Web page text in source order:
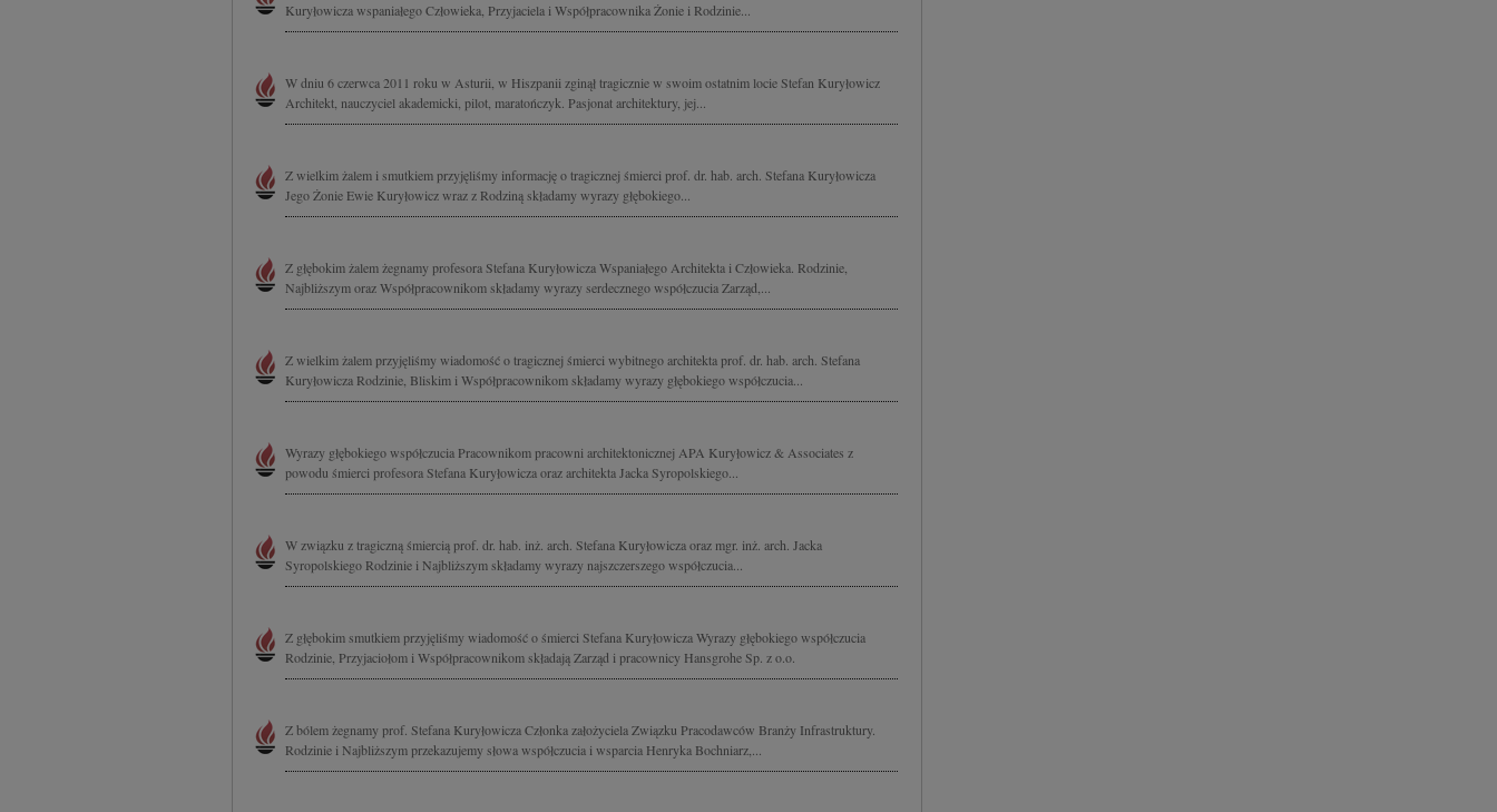
Kuryłowicza wspaniałego Człowieka, Przyjaciela i Współpracownika Żonie i Rodzinie...
W dniu 6 czerwca 2011 roku w Asturii, w Hiszpanii zginął tragicznie w swoim ostatnim locie Stefan Kuryłowicz
Architekt, nauczyciel akademicki, pilot, maratończyk. Pasjonat architektury, jej...
Z wielkim żalem i smutkiem przyjęliśmy informację o tragicznej śmierci prof. dr. hab. arch. Stefana Kuryłowicza
Jego Żonie Ewie Kuryłowicz wraz z Rodziną składamy wyrazy głębokiego...
Z głębokim żalem żegnamy profesora Stefana Kuryłowicza Wspaniałego Architekta i Człowieka. Rodzinie,
Najbliższym oraz Współpracownikom składamy wyrazy serdecznego współczucia Zarząd,...
Z wielkim żalem przyjęliśmy wiadomość o tragicznej śmierci wybitnego architekta prof. dr. hab. arch. Stefana
Kuryłowicza Rodzinie, Bliskim i Współpracownikom składamy wyrazy głębokiego współczucia...
Wyrazy głębokiego współczucia Pracownikom pracowni architektonicznej APA Kuryłowicz & Associates z
powodu śmierci profesora Stefana Kuryłowicza oraz architekta Jacka Syropolskiego...
W związku z tragiczną śmiercią prof. dr. hab. inż. arch. Stefana Kuryłowicza oraz mgr. inż. arch. Jacka
Syropolskiego Rodzinie i Najbliższym składamy wyrazy najszczerszego współczucia...
Z głębokim smutkiem przyjęliśmy wiadomość o śmierci Stefana Kuryłowicza Wyrazy głębokiego współczucia
Rodzinie, Przyjaciołom i Współpracownikom składają Zarząd i pracownicy Hansgrohe Sp. z o.o.
Z bólem żegnamy prof. Stefana Kuryłowicza Członka założyciela Związku Pracodawców Branży Infrastruktury.
Rodzinie i Najbliższym przekazujemy słowa współczucia i wsparcia Henryka Bochniarz,...